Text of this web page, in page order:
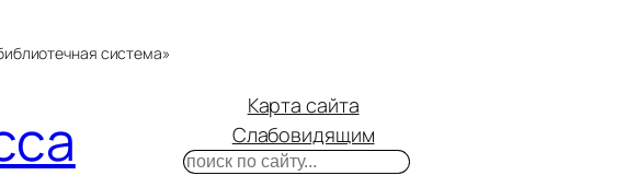
система»
Карта сайта
Слабовидящим
Поиск